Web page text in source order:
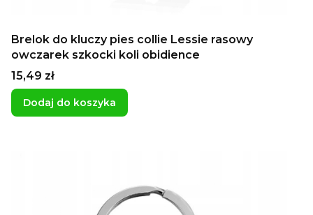
Brelok do kluczy pies collie Lessie rasowy
owczarek szkocki koli obidience
Cena
15,49 zł
Dodaj do koszyka